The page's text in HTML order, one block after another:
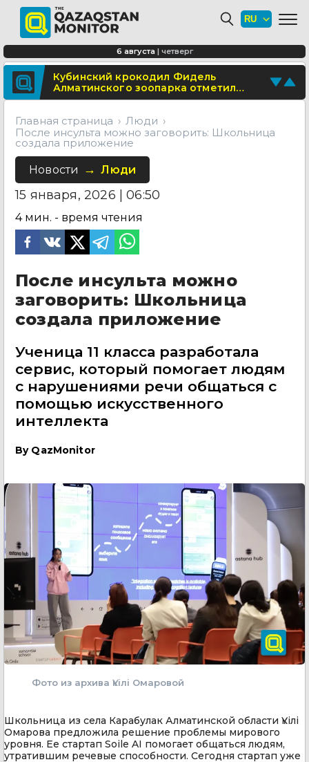
Поделитесь новостью
Отправьте свои новости и события
6 августа | четверг
Школьница из Астаны изобрела
биоразлагаемую бумагу из травы
В области Абай построят
современный визит-центр
Кубинский крокодил Фидель
Алматинского зоопарка отметил
юбилей
Главная страница
Люди
После инсульта можно заговорить: Школьница
создала приложение
Новости Люди
15 января, 2026 | 06:50
4 мин. - время чтения
После инсульта можно
заговорить: Школьница
создала приложение
Ученица 11 класса разработала
сервис, который помогает людям
с нарушениями речи общаться с
помощью искусственного
интеллекта
By QazMonitor
Фото из архива Үкілі Омаровой
Школьница из села Карабулак Алматинской области Үкілі
Омарова предложила решение проблемы мирового
уровня. Ее стартап Soile AI помогает общаться людям,
утратившим речевые способности. Сегодня стартап уже